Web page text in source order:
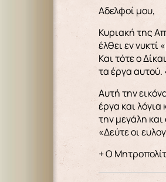
Αδελφοί μου,
Κυριακή της
έλθει εν
Και τότε ο
τα έργα αυτού.
Αυτή την
έργα και
την μεγάλη
«Δεύτε οι
+ Ο